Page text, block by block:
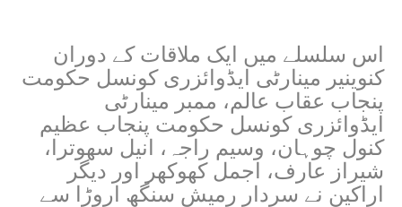
اس سلسلے میں ایک ملاقات کے دوران
کنوینیر مینارٹی ایڈوائزری کونسل حکومت
پنجاب عقاب عالم، ممبر مینارٹی
ایڈوائزری کونسل حکومت پنجاب عظیم
کنول چوہان، وسیم راجہ، انیل سھوترا،
شیراز عارف، اجمل کھوکھر اور دیگر
اراکین نے سردار رمیش سنگھ اروڑا سے